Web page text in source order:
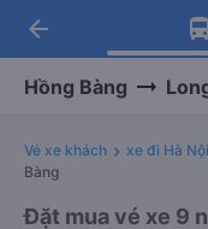
Tải
Nhận
Tải
-30k/
arrow_back
Hồng Bàng
Vé xe khách xe đi Hà
Bàng
Đặt mua vé xe 9